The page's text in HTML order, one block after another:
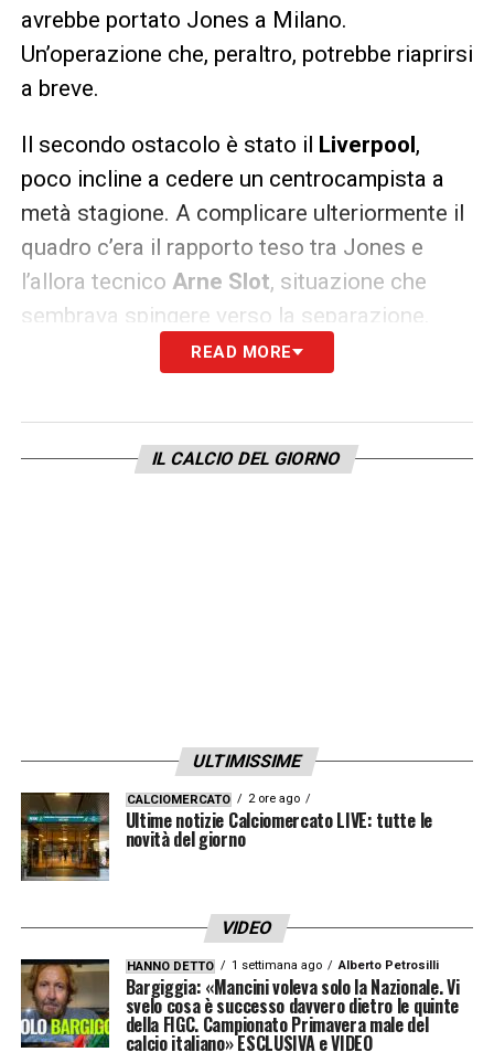
avrebbe portato Jones a Milano.
Un’operazione che, peraltro, potrebbe riaprirsi
a breve.
Il secondo ostacolo è stato il Liverpool,
poco incline a cedere un centrocampista a
metà stagione. A complicare ulteriormente il
quadro c’era il rapporto teso tra Jones e
l’allora tecnico Arne Slot, situazione che
sembrava spingere verso la separazione.
L’esonero dell’olandese aveva fatto pensare
Andoni Iraolanon ha modificato la posizione
del club: nessun dietrofront, nessuna
formula giusta con il Liverpool.
Ultime notizie Calciomercato LIVE: tutte le
novità del giorno
Curtis non sembra rientrare nei piani
«Una fotocopia di Jones che lo
farebbe scivolare in basso nelle gerarchie,
ma è anche un possibile assist involontario
READ MORE
IL CALCIO DEL GIORNO
ULTIMISSIME
CALCIOMERCATO 2 ore ago
Ultime notizie Calciomercato LIVE: tutte le
novità del giorno
VIDEO
HANNO DETTO 1 settimana ago Alberto Petrosilli
Bargiggia: «Mancini voleva solo la Nazionale. Vi
svelo cosa è successo davvero dietro le quinte
della FIGC. Campionato Primavera male del
calcio italiano» ESCLUSIVA e VIDEO